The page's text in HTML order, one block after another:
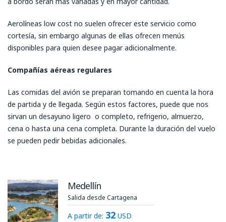
Aerolíneas low cost no suelen ofrecer este servicio como
cortesía, sin embargo algunas de ellas ofrecen menús
disponibles para quien desee pagar adicionalmente.
Compañías aéreas regulares
Las comidas del avión se preparan tomando en cuenta la hora
de partida y de llegada. Según estos factores, puede que nos
sirvan un desayuno ligero o completo, refrigerio, almuerzo,
cena o hasta una cena completa. Durante la duración del vuelo
se pueden pedir bebidas adicionales.
Medellín
Salida desde Cartagena
A partir de: 32 USD